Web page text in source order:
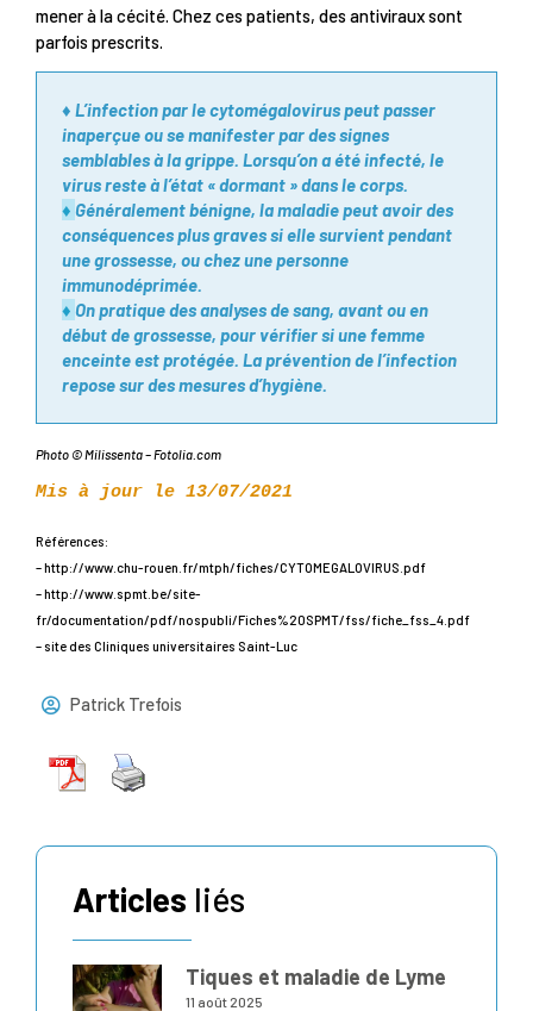
mener à la cécité. Chez ces patients, des antiviraux sont
parfois prescrits.
♦ L’infection par le cytomégalovirus peut passer
inaperçue ou se manifester par des signes
semblables à la grippe. Lorsqu’on a été infecté, le
virus reste à l’état « dormant » dans le corps.
♦ Généralement bénigne, la maladie peut avoir des
conséquences plus graves si elle survient pendant
une grossesse, ou chez une personne
immunodéprimée.
♦ On pratique des analyses de sang, avant ou en
début de grossesse, pour vérifier si une femme
enceinte est protégée. La prévention de l’infection
repose sur des mesures d’hygiène.
Photo © Milissenta – Fotolia.com
Mis à jour le 13/07/2021
Références:
– http://www.chu-rouen.fr/mtph/fiches/CYTOMEGALOVIRUS.pdf
– http://www.spmt.be/site-
fr/documentation/pdf/nospubli/Fiches%20SPMT/fss/fiche_fss_4.pdf
– site des Cliniques universitaires Saint-Luc
Patrick Trefois
Articles liés
Tiques et maladie de Lyme
11 août 2025